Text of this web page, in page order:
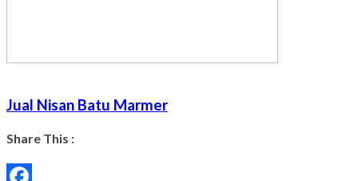
Jual Nisan Batu Marmer
Share This :